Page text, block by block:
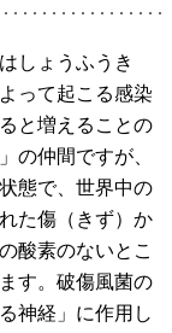
しょうふうき
って起こる感染
と増えることの
の仲間ですが、
態で、世界中の
た傷（きず）か
酸素のないとこ
す。破傷風菌の
神経」に作用し